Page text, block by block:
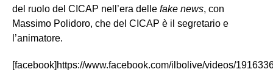
del ruolo del CICAP nell’era delle fake news, con
Massimo Polidoro, che del CICAP è il segretario e
l’animatore.
[facebook]https://www.facebook.com/ilbolive/videos/